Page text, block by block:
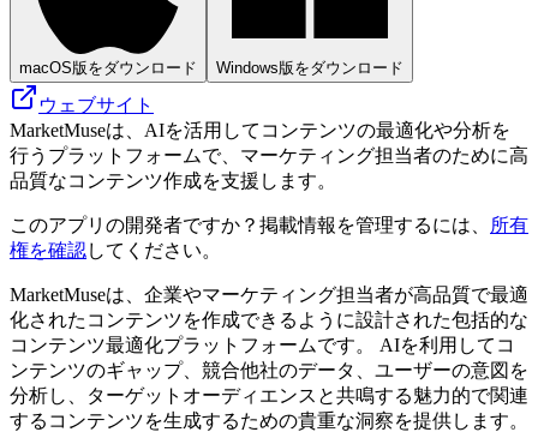
macOS版をダウンロード Windows版をダウンロード
ウェブサイト
MarketMuseは、AIを活用してコンテンツの最適化や分析を
行うプラットフォームで、マーケティング担当者のために高
品質なコンテンツ作成を支援します。
このアプリの開発者ですか？掲載情報を管理するには、
所有
権を確認してください。
MarketMuseは、企業やマーケティング担当者が高品質で最適
化されたコンテンツを作成できるように設計された包括的な
コンテンツ最適化プラットフォームです。 AIを利用してコ
ンテンツのギャップ、競合他社のデータ、ユーザーの意図を
分析し、ターゲットオーディエンスと共鳴する魅力的で関連
するコンテンツを生成するための貴重な洞察を提供します。